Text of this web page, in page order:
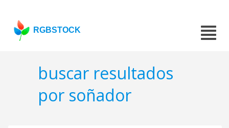
RGBSTOCK
buscar resultados
por soñador